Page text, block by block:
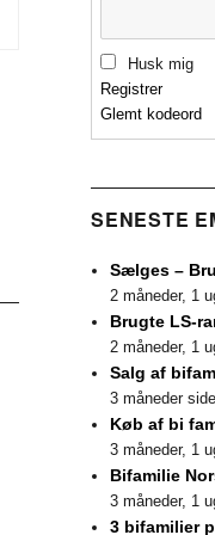
Husk mig
Registrer
Glemt kodeord
SENESTE
Sælges –
2 måneder, 1
Brugte LS-
2 måneder, 1
Salg af
3 måneder
Køb af bi
3 måneder, 1
Bifamilie
3 måneder, 1
3 bifamilier